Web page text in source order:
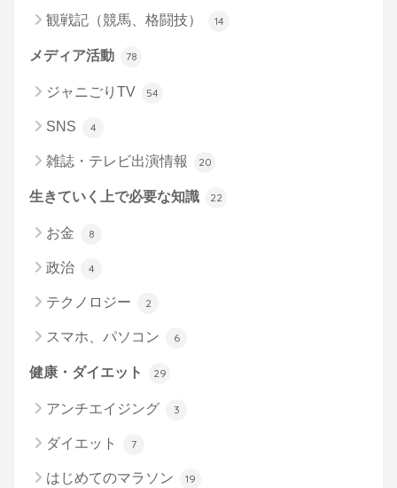
観戦記（競馬、格闘技） 14
メディア活動 78
ジャニごりTV 54
SNS 4
雑誌・テレビ出演情報 20
生きていく上で必要な知識 22
お金 8
政治 4
テクノロジー 2
スマホ、パソコン 6
健康・ダイエット 29
アンチエイジング 3
ダイエット 7
はじめてのマラソン 19